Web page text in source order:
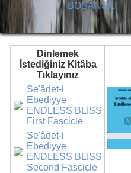
BOSANSKI
Dinlemek
İstediğiniz Kitâba
Tıklayınız
Se'âdet-i
Ebediyye
ENDLESS BLISS
First Fascicle
Se'âdet-i
Ebediyye
ENDLESS BLISS
Second Fascicle